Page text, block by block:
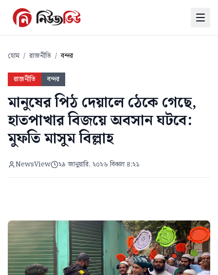
হোম / রাজনীতি / বন্দর
রাজনীতি বন্দর
মানুষের পিঠ দেয়ালে ঠেকে গেছে,
হাতপাখার বিজয়ে অবসান ঘটবে:
মুফতি মাসুম বিল্লাহ
NewsView ২৯ জানুয়ারি, ২০২৬ বিকাল ৪:২১